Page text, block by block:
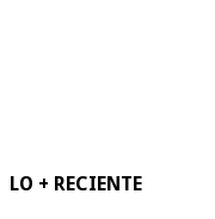
LO + RECIENTE